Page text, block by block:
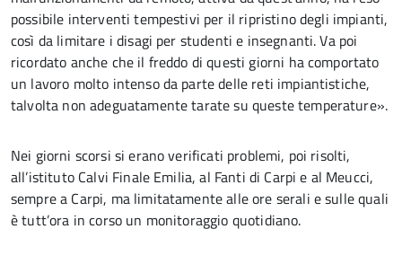
possibile interventi tempestivi per il ripristino degli impianti,
così da limitare i disagi per studenti e insegnanti. Va poi
ricordato anche che il freddo di questi giorni ha comportato
un lavoro molto intenso da parte delle reti impiantistiche,
talvolta non adeguatamente tarate su queste temperature».
Nei giorni scorsi si erano verificati problemi, poi risolti,
all’istituto Calvi Finale Emilia, al Fanti di Carpi e al Meucci,
sempre a Carpi, ma limitatamente alle ore serali e sulle quali
è tutt’ora in corso un monitoraggio quotidiano.